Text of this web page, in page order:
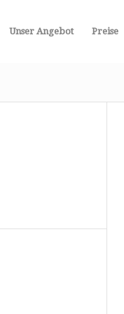
Unser Angebot Preise